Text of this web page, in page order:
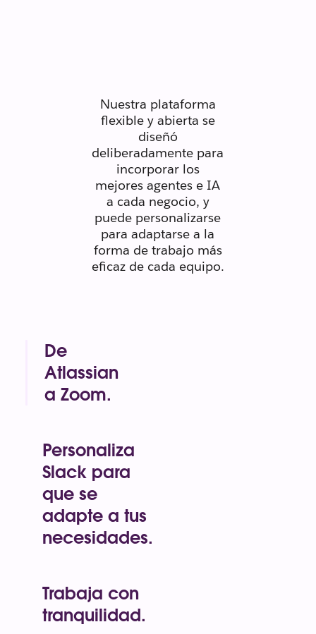
Nuestra plataforma
flexible y abierta se
diseñó
deliberadamente para
incorporar los
mejores agentes e IA
a cada negocio, y
puede personalizarse
para adaptarse a la
forma de trabajo más
eficaz de cada equipo.
De
Atlassian
a Zoom.
ChatGPT.
Vercel. Box.
Asana.
Workday.
Todas estas
herramientas
funcionan en
Personaliza
Slack para
que se
adapte a tus
necesidades.
flexible, de modo
que puedes crear
soluciones
Trabaja con
tranquilidad.